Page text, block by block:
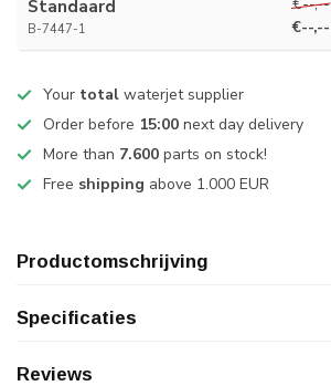
Standaard
B-7447-1
€--,--
Your total waterjet supplier
Order before 15:00 next day delivery
More than 7.600 parts on stock!
Free shipping above 1.000 EUR
Productomschrijving
Specificaties
Reviews